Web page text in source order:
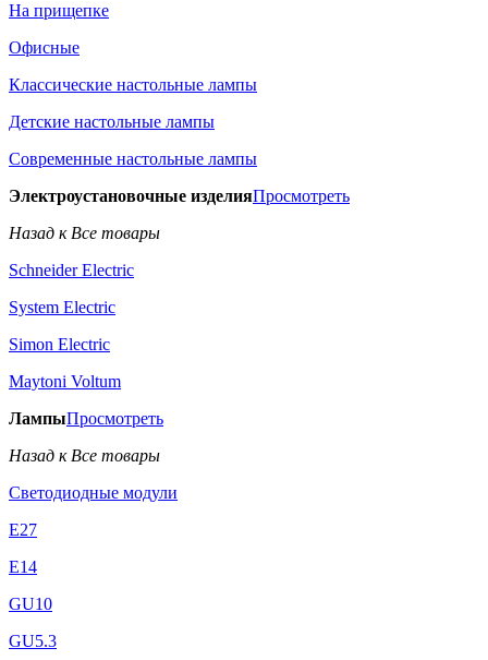
На прищепке
Офисные
Классические настольные лампы
Детские настольные лампы
Современные настольные лампы
Электроустановочные изделияПросмотреть
Назад к Все товары
Schneider Electric
System Electric
Simon Electric
Maytoni Voltum
ЛампыПросмотреть
Назад к Все товары
Светодиодные модули
E27
E14
GU10
GU5.3